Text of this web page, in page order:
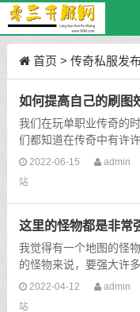
首页 > 传奇私服发
如何提高自己的刷图
我们在玩单职业传奇的
们都知道在传奇中有许
些隐藏的活动，并且成
2022-06-15 admin
站
这里的怪物都是非常
我觉得有一个地图的怪
的怪物来说，要强大许
稍微给大家一点点提示
2022-04-12 admin
站